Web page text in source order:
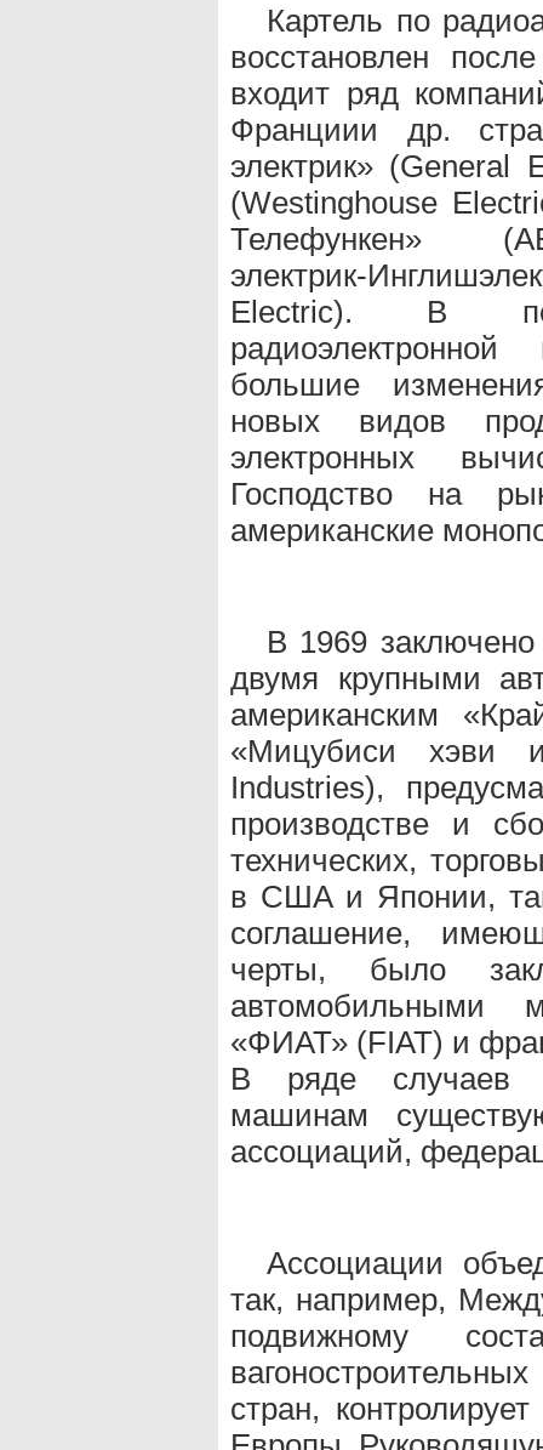
Картель по
восстановлен
входит ряд
Франциии др.
электрик» (General
(Westinghouse
Телефункен»
электрик-
Electric). В
большие
новых видов
электронных
Господство на
американские
В 1969
двумя крупными
американским
«Мицубиси хэви
Industries),
производстве и
технических,
в США и Японии,
соглашение,
черты, было
автомобильными
«ФИАТ» (FIAT) и
В ряде случаев
машинам
ассоциаций,
Ассоциации
так, например,
подвижному
стран,